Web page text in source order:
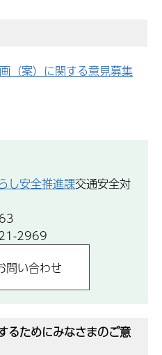
（案）に関する意見募集
し安全推進課交通安全対
2969
るためにみなさまのご意